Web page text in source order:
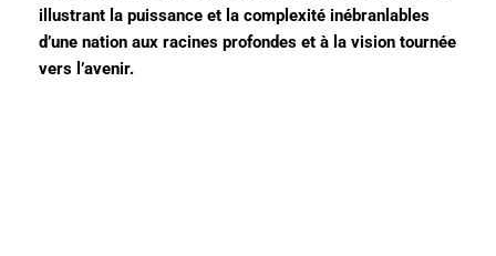
illustrant la puissance et la complexité inébranlables
d’une nation aux racines profondes et à la vision tournée
vers l’avenir.